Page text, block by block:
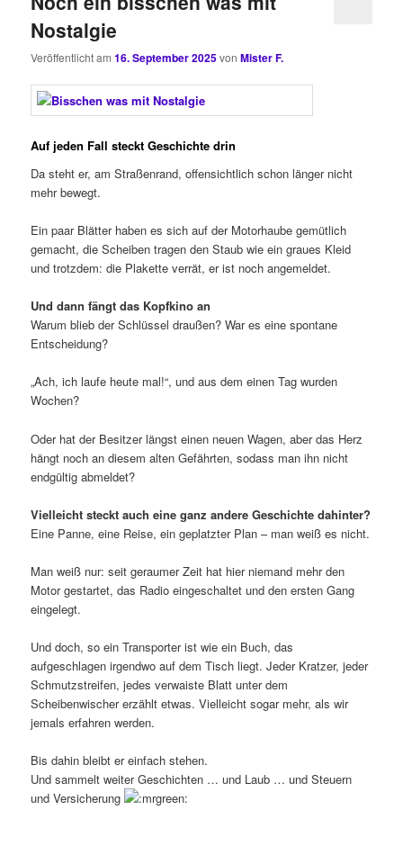
Nostalgie
Veröffentlicht am16. September 2025vonMister F.
Auf jeden Fall steckt Geschichte drin
Da steht er, am Straßenrand, offensichtlich schon länger nicht
mehr bewegt.
Ein paar Blätter haben es sich auf der Motorhaube gemütlich
gemacht, die Scheiben tragen den Staub wie ein graues Kleid
und trotzdem: die Plakette verrät, er ist noch angemeldet.
Und dann fängt das Kopfkino an
Warum blieb der Schlüssel draußen? War es eine spontane
Entscheidung?
„Ach, ich laufe heute mal!“, und aus dem einen Tag wurden
Wochen?
Oder hat der Besitzer längst einen neuen Wagen, aber das Herz
hängt noch an diesem alten Gefährten, sodass man ihn nicht
endgültig abmeldet?
Vielleicht steckt auch eine ganz andere Geschichte dahinter?
Eine Panne, eine Reise, ein geplatzter Plan – man weiß es nicht.
Man weiß nur: seit geraumer Zeit hat hier niemand mehr den
Motor gestartet, das Radio eingeschaltet und den ersten Gang
eingelegt.
Und doch, so ein Transporter ist wie ein Buch, das
aufgeschlagen irgendwo auf dem Tisch liegt. Jeder Kratzer, jeder
Schmutzstreifen, jedes verwaiste Blatt unter dem
Scheibenwischer erzählt etwas. Vielleicht sogar mehr, als wir
jemals erfahren werden.
Bis dahin bleibt er einfach stehen.
Und sammelt weiter Geschichten … und Laub … und Steuern
und Versicherung